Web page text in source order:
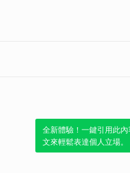
全新體驗！一鍵引用此
文來輕鬆表達個人立場。